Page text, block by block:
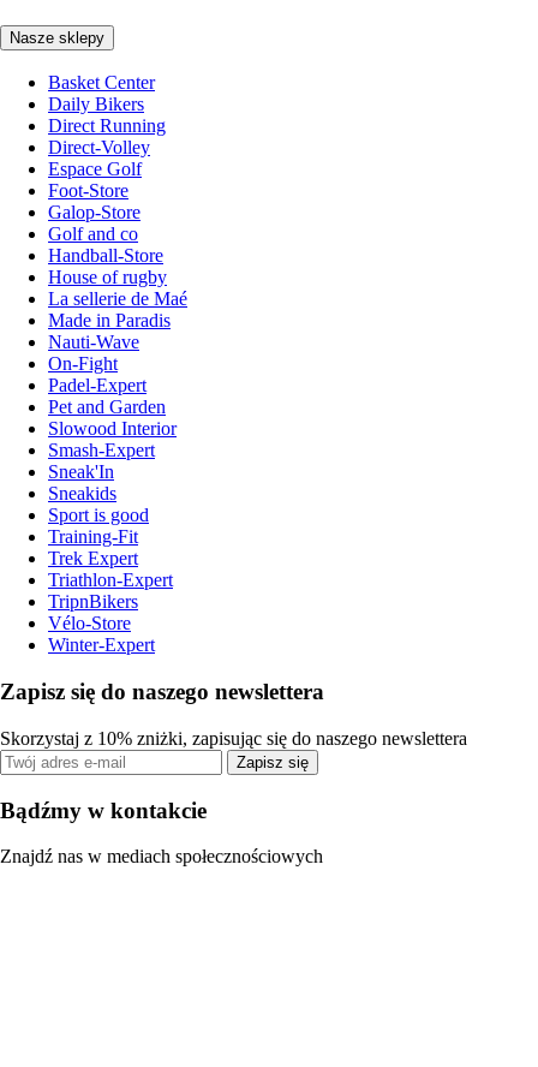
Nasze sklepy
Basket Center
Daily Bikers
Direct Running
Direct-Volley
Espace Golf
Foot-Store
Galop-Store
Golf and co
Handball-Store
House of rugby
La sellerie de Maé
Made in Paradis
Nauti-Wave
On-Fight
Padel-Expert
Pet and Garden
Slowood Interior
Smash-Expert
Sneak'In
Sneakids
Sport is good
Training-Fit
Trek Expert
Triathlon-Expert
TripnBikers
Vélo-Store
Winter-Expert
Zapisz się do naszego newslettera
Skorzystaj z 10% zniżki, zapisując się do naszego newslettera
Zapisz się
Bądźmy w kontakcie
Znajdź nas w mediach społecznościowych